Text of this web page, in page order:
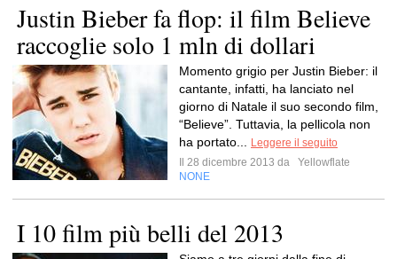
Justin Bieber fa flop: il film Believe
raccoglie solo 1 mln di dollari
Momento grigio per Justin Bieber: il
cantante, infatti, ha lanciato nel
giorno di Natale il suo secondo film,
“Believe”. Tuttavia, la pellicola non
ha portato...
Leggere il seguito
Il 28 dicembre 2013 da
Yellowflate
NONE
I 10 film più belli del 2013